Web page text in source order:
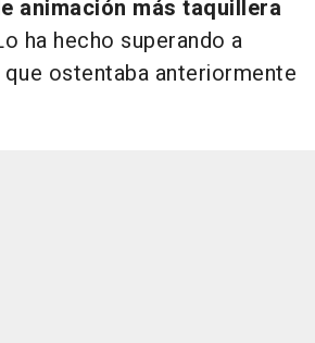
animación más taquillera
ha hecho superando a
ostentaba anteriormente